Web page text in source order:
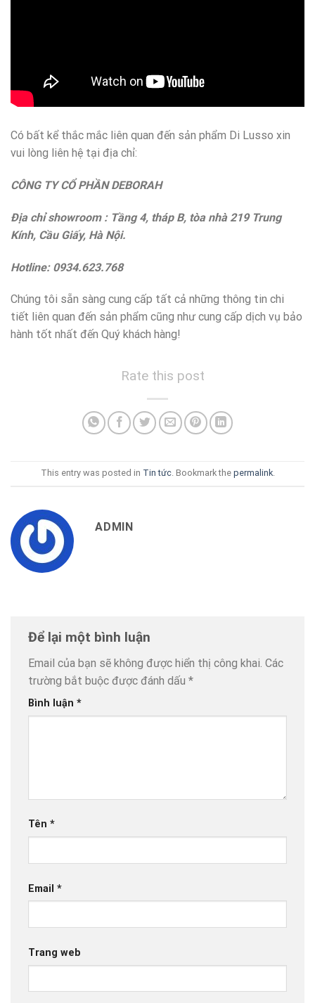
Có bất kể thắc mắc liên quan đến sản phẩm Di Lusso xin
vui lòng liên hệ tại địa chỉ:
CÔNG TY CỔ PHẦN DEBORAH
Địa chỉ showroom : Tầng 4, tháp B, tòa nhà 219 Trung
Kính, Cầu Giấy, Hà Nội.
Hotline: 0934.623.768
Chúng tôi sẵn sàng cung cấp tất cả những thông tin chi
tiết liên quan đến sản phẩm cũng như cung cấp dịch vụ bảo
hành tốt nhất đến Quý khách hàng!
Rate this post
This entry was posted in Tin tức. Bookmark the permalink.
ADMIN
Để lại một bình luận
Email của bạn sẽ không được hiển thị công khai. Các
trường bắt buộc được đánh dấu *
Bình luận *
Tên *
Email *
Trang web